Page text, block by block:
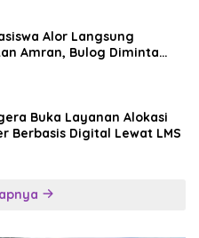
Alor Langsung
Amran, Bulog Diminta
Buka Layanan Alokasi
Berbasis Digital Lewat LMS